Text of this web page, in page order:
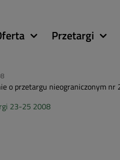
Przetargi
o przetargu nieograniczonym
23-25 2008